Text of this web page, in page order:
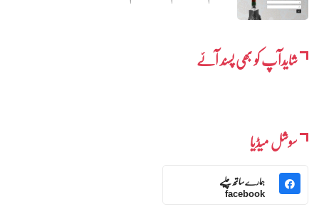
شایدآپ کو بھی پسند آئے
سوشل میڈیا
ہمارے ساتھ چلیے
facebook